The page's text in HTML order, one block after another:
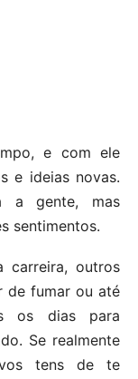
e com ele
e ideias novas.
a gente, mas
sentimentos.
carreira, outros
de fumar ou até
os dias para
Se realmente
tens de te